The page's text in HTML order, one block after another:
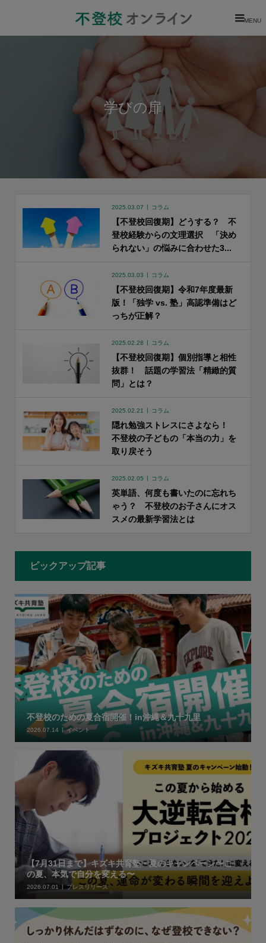
MENU
学びの扉
2025.03.07 コラム
【不登校回復期】どうする？ 不
登校経験からの文理選択 「決め
られない」の悩みに合わせた3...
2025.03.03 コラム
【不登校回復期】令和7年度最新
版！「独学 vs. 塾」高認準備はど
っちが正解？
2025.02.28 コラム
【不登校回復期】個別指導と相性
抜群！ 話題の学習法「精緻的質
問」とは？
2025.02.21 コラム
隠れ勉強ストレスにさよなら！
不登校の子どもの「本当の力」を
取り戻そう
2025.02.05 コラム
英単語、何度も書いたのに忘れち
ゃう？ 不登校のお子さんにオス
スメの最新学習法とは
ピックアップ記事
不登校のための夏合宿開催！in沖縄＆九十九里
2026.07.14 イベント
【7月31日まで】キズキ共育塾・夏のキャンペーン〜こ
の夏、本気で自分を変える〜
2026.07.01 プレスリリース